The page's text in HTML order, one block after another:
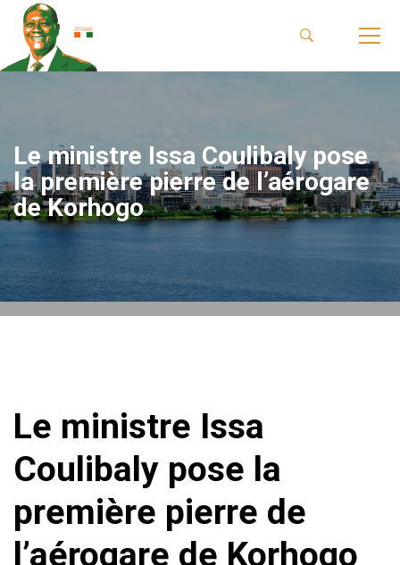
Le ministre Issa Coulibaly pose
la première pierre de l’aérogare
de Korhogo
Le ministre Issa
Coulibaly pose la
première pierre de
l’aérogare de Korhogo